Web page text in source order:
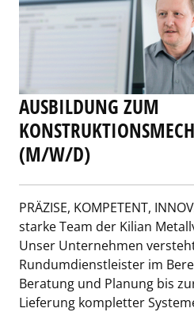
AUSBILDUNG ZUM
(M/W/D)
PRÄZISE, KOMPETENT,
starke Team der Kilian
Unser Unternehmen
Rundumdienstleister im
Beratung und Planung bis
Lieferung kompletter